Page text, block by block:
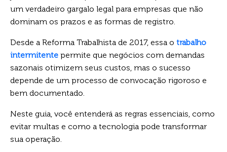
um verdadeiro gargalo legal para empresas que não
dominam os prazos e as formas de registro.
Desde a Reforma Trabalhista de 2017, essa o trabalho
intermitente permite que negócios com demandas
sazonais otimizem seus custos, mas o sucesso
depende de um processo de convocação rigoroso e
bem documentado.
Neste guia, você entenderá as regras essenciais, como
evitar multas e como a tecnologia pode transformar
sua operação.